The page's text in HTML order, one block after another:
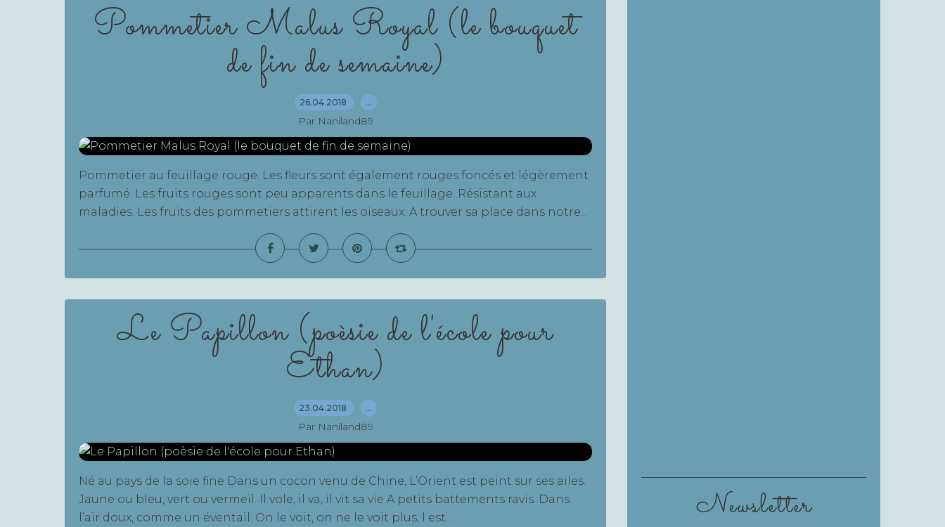
Pommetier Malus Royal (le bouquet
de fin de semaine)
26.04.2018 …
Par Naniland89
Pommetier au feuillage rouge. Les fleurs sont également rouges foncés et légèrement
parfumé. Les fruits rouges sont peu apparents dans le feuillage. Résistant aux
maladies. Les fruits des pommetiers attirent les oiseaux. A trouver sa place dans notre...
Le Papillon (poèsie de l'école pour
Ethan)
23.04.2018 …
Par Naniland89
Né au pays de la soie fine Dans un cocon venu de Chine, L’Orient est peint sur ses ailes.
Jaune ou bleu, vert ou vermeil. Il vole, il va, il vit sa vie A petits battements ravis. Dans
l’air doux, comme un éventail. On le voit, on ne le voit plus, l est...
Newsletter